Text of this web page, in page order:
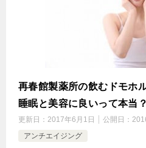
再春館製薬所の飲むドモホ
睡眠と美容に良いって本当？
更新日： 2017年6月1日 公開日：
アンチエイジング